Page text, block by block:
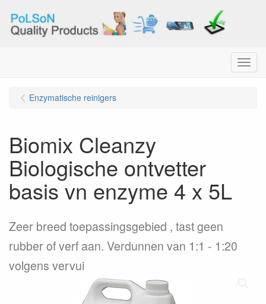
Menu
Enzymatische reinigers
Biomix Cleanzy
Biologische ontvetter
basis vn enzyme 4 x 5L
Zeer breed toepassingsgebied , tast geen
rubber of verf aan. Verdunnen van 1:1 - 1:20
volgens vervui